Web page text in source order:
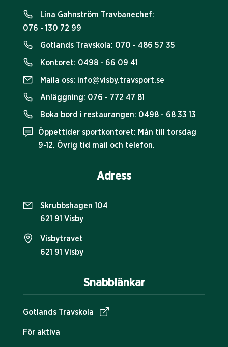
Snabblänkar
Gotlands Travskola
För aktiva
Lina Gahnström Travbanechef:
076 - 130 72 99
Gotlands Travskola: 070 - 486 57 35
Kontoret: 0498 - 66 09 41
Maila oss: info@visby.travsport.se
Anläggning: 076 - 772 47 81
Boka bord i restaurangen: 0498 - 68 33 13
Öppettider sportkontoret: Mån till torsdag
9-12. Övrig tid mail och telefon.
Adress
Skrubbshagen 104
621 91 Visby
Visbytravet
621 91 Visby